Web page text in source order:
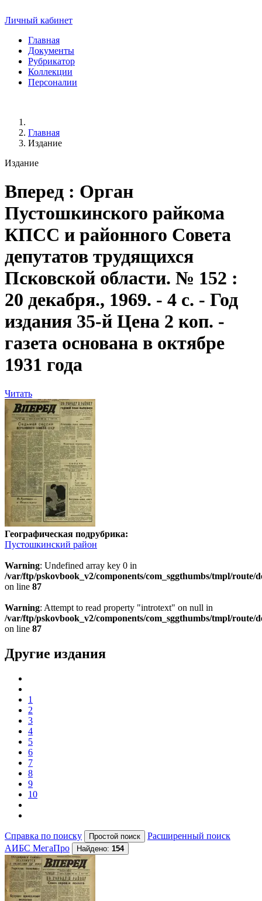
Личный кабинет
Главная
Документы
Рубрикатор
Коллекции
Персоналии
Главная
Издание
Издание
Вперед : Орган
Пустошкинского райкома
КПСС и районного Совета
депутатов трудящихся
Псковской области. № 152 :
20 декабря., 1969. - 4 с. - Год
издания 35-й Цена 2 коп. -
газета основана в октябре
1931 года
Читать
Географическая подрубрика:
Пустошкинский район
Warning: Undefined array key 0 in
/var/ftp/pskovbook_v2/components/com_sggthumbs/tmpl/route/
on line 87
Warning: Attempt to read property "introtext" on null in
/var/ftp/pskovbook_v2/components/com_sggthumbs/tmpl/route/
on line 87
Другие издания
1
2
3
4
5
6
7
8
9
10
Справка по поиску
Расширенный поиск
АИБС МегаПро
Найдено: 154